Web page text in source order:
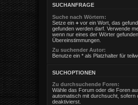
SUCHANFRAGE
Suche nach Wörtern:
Setze ein + vor ein Wort, das
gefunden werden darf. Verwende
wenn nur eines der Wörter
Übereinstimmungen.
Zu suchender Autor:
Benutze ein * als Platzhalter für
SUCHOPTIONEN
Zu durchsuchende Foren:
Wähle das Forum oder die Foren
automatisch mit durchsucht, sofern
deaktivierst.